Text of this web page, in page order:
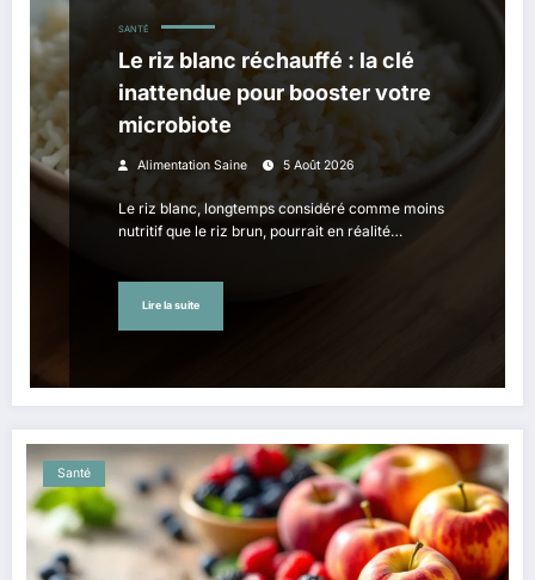
SANTÉ
Le riz blanc réchauffé : la clé
inattendue pour booster votre
microbiote
Alimentation Saine 5 Août 2026
Le riz blanc, longtemps considéré comme moins
nutritif que le riz brun, pourrait en réalité…
Lire la suite
Santé